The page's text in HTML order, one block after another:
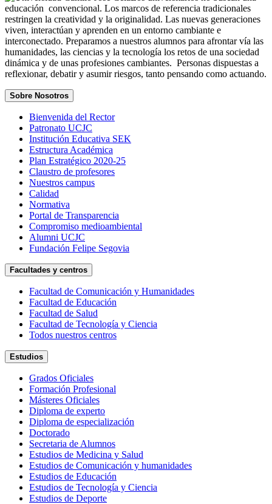
educación convencional. Los marcos de referencia tradicionales
restringen la creatividad y la originalidad. Las nuevas generaciones
viven, interactúan y aprenden en un entorno cambiante e
interconectado. Preparamos a nuestros alumnos para afrontar vía las
humanidades, las ciencias y la tecnología los retos de una sociedad
dinámica y de unas profesiones cambiantes. Personas dispuestas a
reflexionar, debatir y asumir riesgos, tanto pensando como actuando.
Sobre Nosotros
Bienvenida del Rector
Patronato UCJC
Institución Educativa SEK
Estructura Académica
Plan Estratégico 2020-25
Claustro de profesores
Nuestros campus
Calidad
Normativa
Portal de Transparencia
Compromiso medioambiental
Alumni UCJC
Fundación Felipe Segovia
Facultades y centros
Facultad de Comunicación y Humanidades
Facultad de Educación
Facultad de Salud
Facultad de Tecnología y Ciencia
Todos nuestros centros
Estudios
Grados Oficiales
Formación Profesional
Másteres Oficiales
Diploma de experto
Diploma de especialización
Doctorado
Secretaria de Alumnos
Estudios de Medicina y Salud
Estudios de Comunicación y humanidades
Estudios de Educación
Estudios de Tecnología y Ciencia
Estudios de Deporte